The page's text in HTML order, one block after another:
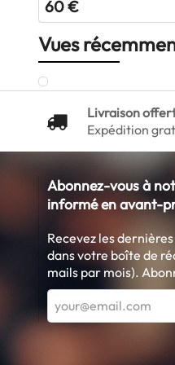
60 €
Vues
Livraison
Expédition
Abonnez-vous à
informé en avant-
Recevez les
dans votre boîte de
mails par mois).